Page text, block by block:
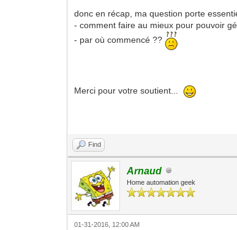
donc en récap, ma question porte
- comment faire au mieux pour pouvoir
- par où commencé ??
Merci pour votre soutient...
Find
Arnaud
Home automation geek
01-31-2016, 12:00 AM